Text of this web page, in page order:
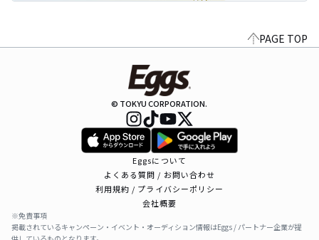
PAGE TOP
© TOKYU CORPORATION.
Eggsについて
よくある質問 / お問い合わせ
利用規約 / プライバシーポリシー
会社概要
※免責事項
掲載されているキャンペーン・イベント・オーディション情報はEggs / パートナー企業が提